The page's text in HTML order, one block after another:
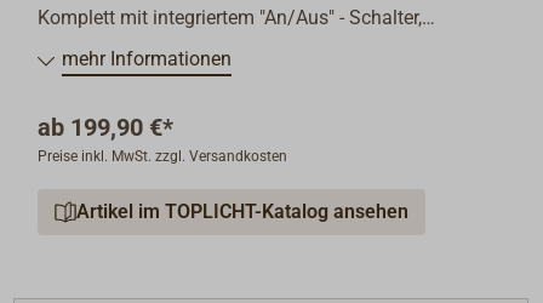
Komplett mit integriertem "An/Aus" - Schalter,
Anschlusskabel mit Sicherung und Batterieklemmen.
Saughöhe 1,5 m.
Anschlüsse 3/8" Innengewinde, mit Schlauchtüllen für
Vorfilter.
mehr Informationen
ab 199,90 €*
Preise inkl. MwSt. zzgl. Versandkosten
Artikel im TOPLICHT-Katalog ansehen